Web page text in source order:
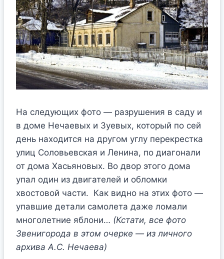
На следующих фото — разрушения в саду и
в доме Нечаевых и Зуевых, который по сей
день находится на другом углу перекрестка
улиц Соловьевская и Ленина, по диагонали
от дома Хасьяновых. Во двор этого дома
упал один из двигателей и обломки
хвостовой части. Как видно на этих фото —
упавшие детали самолета даже ломали
многолетние яблони… (Кстати, все фото
Звенигорода в этом очерке — из личного
архива А.С. Нечаева)